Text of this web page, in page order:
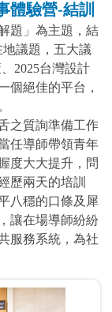
體驗營-結訓
題」為主題，結
議題，五大議
2025台灣設計
個絕佳的平台，
之質詢準備工作
任導師帶領青年
度大大提升，問
歷兩天的培訓
八穩的口條及犀
讓在場導師紛紛
服務系統，為社